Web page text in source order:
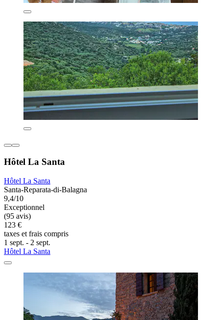
Hôtel La Santa
Hôtel La Santa
Santa-Reparata-di-Balagna
9,4/10
Exceptionnel
(95 avis)
123 €
taxes et frais compris
1 sept. - 2 sept.
Hôtel La Santa